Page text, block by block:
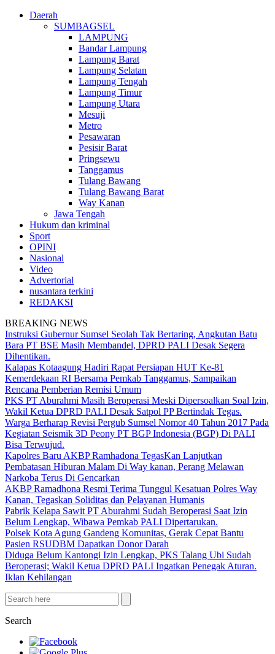
Daerah
SUMBAGSEL
LAMPUNG
Bandar Lampung
Lampung Barat
Lampung Selatan
Lampung Tengah
Lampung Timur
Lampung Utara
Mesuji
Metro
Pesawaran
Pesisir Barat
Pringsewu
Tanggamus
Tulang Bawang
Tulang Bawang Barat
Way Kanan
Jawa Tengah
Hukum dan kriminal
Sport
OPINI
Nasional
Video
Advertorial
nusantara terkini
REDAKSI
BREAKING NEWS
Instruksi Gubernur Sumsel Seolah Tak Bertaring, Angkutan Batu
Bara PT BSE Masih Membandel, DPRD PALI Desak Segera
Dihentikan.
Kalapas Kotaagung Hadiri Rapat Persiapan HUT Ke-81
Kemerdekaan RI Bersama Pemkab Tanggamus, Sampaikan
Rencana Pemberian Remisi Umum
PKS PT Aburahmi Masih Beroperasi Meski Dipersoalkan Soal Izin,
Wakil Ketua DPRD PALI Desak Satpol PP Bertindak Tegas.
Warga Berharap Revisi Pergub Sumsel Nomor 40 Tahun 2017 Pada
Kegiatan Seismik 3D Peony PT BGP Indonesia (BGP) Di PALI
Bisa Terwujud.
Kapolres Baru AKBP Ramhadona TegasKan Lanjutkan
Pembatasan Hiburan Malam Di Way kanan, Perang Melawan
Narkoba Terus Di Gencarkan
AKBP Ramadhona Resmi Terima Tunggul Kesatuan Polres Way
Kanan, Tegaskan Soliditas dan Pelayanan Humanis
Pabrik Kelapa Sawit PT Aburahmi Sudah Beroperasi Saat Izin
Belum Lengkap, Wibawa Pemkab PALI Dipertarukan.
Polsek Kota Agung Gandeng Komunitas, Gerak Cepat Bantu
Pasien RSUDBM Dapatkan Donor Darah
Diduga Belum Kantongi Izin Lengkap, PKS Talang Ubi Sudah
Beroperasi; Wakil Ketua DPRD PALI Ingatkan Penegak Aturan.
Iklan Kehilangan
Search